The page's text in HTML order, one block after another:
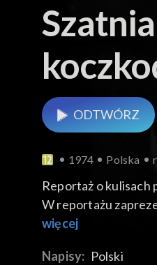
ODTWÓRZ
1974 Polska
Reportaż o kulisach
W reportażu
warsztatu
więcej
Napisy: Polski